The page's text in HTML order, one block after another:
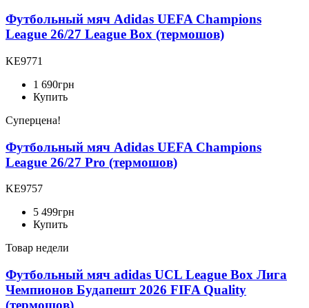
Футбольный мяч Adidas UEFA Champions
League 26/27 League Box (термошов)
KE9771
1 690грн
Купить
Суперцена!
Футбольный мяч Adidas UEFA Champions
League 26/27 Pro (термошов)
KE9757
5 499грн
Купить
Товар недели
Футбольный мяч adidas UCL League Box Лига
Чемпионов Будапешт 2026 FIFA Quality
(термошов)